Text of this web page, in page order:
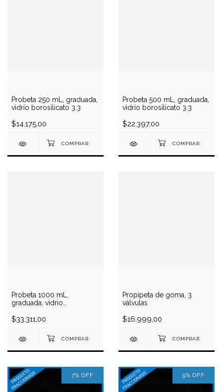
Probeta 250 mL, graduada,
vidrio borosilicato 3.3
$14.175,00
Probeta 500 mL, graduada,
vidrio borosilicato 3.3
$22.397,00
Probeta 1000 mL,
graduada, vidrio
$33.311,00
Propipeta de goma, 3
válvulas
$16.999,00
7% OFF 9% OFF